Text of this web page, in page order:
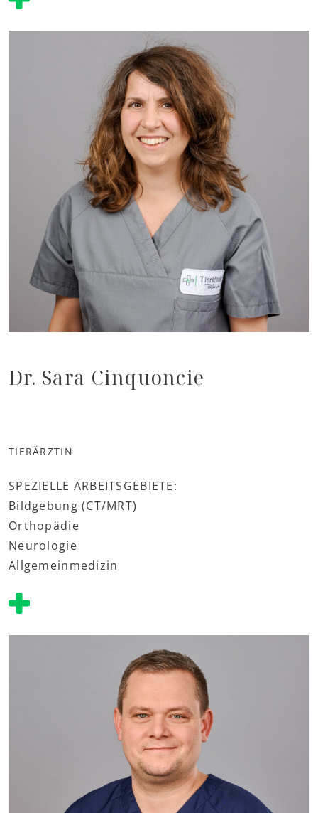
Dr. Sara Cinquoncie
TIERÄRZTIN
SPEZIELLE ARBEITSGEBIETE:
Bildgebung (CT/MRT)
Orthopädie
Neurologie
Allgemeinmedizin